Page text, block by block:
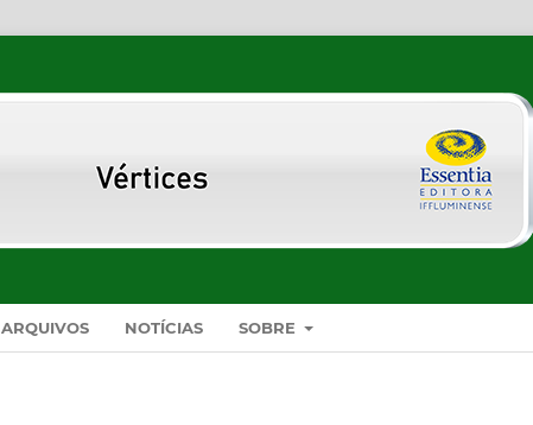
ARQUIVOS NOTÍCIAS SOBRE